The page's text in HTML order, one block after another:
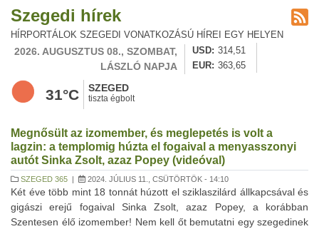
Szegedi hírek
HÍRPORTÁLOK SZEGEDI VONATKOZÁSÚ HÍREI EGY HELYEN
2026. AUGUSZTUS 08., SZOMBAT,
LÁSZLÓ NAPJA
USD
314,51
EUR
363,65
31°C SZEGED
tiszta égbolt
Megnősült az izomember, és meglepetés is volt a
lagzin: a templomig húzta el fogaival a menyasszonyi
autót Sinka Zsolt, azaz Popey (videóval)
SZEGED 365 | 2024. JÚLIUS 11., CSÜTÖRTÖK - 14:10
Két éve több mint 18 tonnát húzott el sziklaszilárd állkapcsával és
gigászi erejű fogaival Sinka Zsolt, azaz Popey, a korábban
Szentesen élő izomember! Nem kell őt bemutatni egy szegedinek